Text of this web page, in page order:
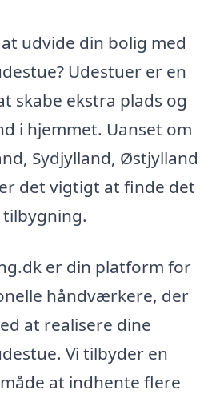
udvide din bolig med
Udestuer er en
skabe ekstra plads og
i hjemmet. Uanset om
Sydjylland, Østjylland
det vigtigt at finde det
er din platform for
håndværkere, der
at realisere dine
Vi tilbyder en
at indhente flere